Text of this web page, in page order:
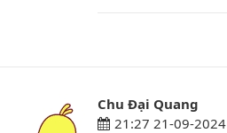
Chu Đại Quang
21:27 21-09-2024